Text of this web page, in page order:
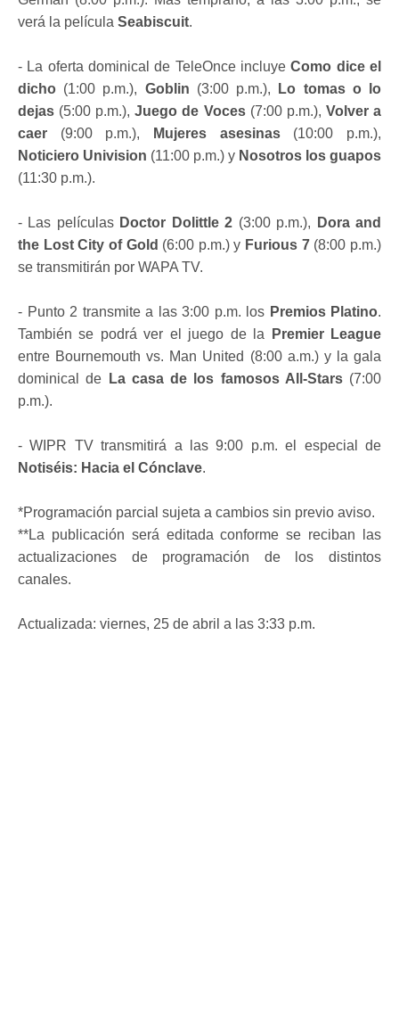
verá la película Seabiscuit.
- La oferta dominical de TeleOnce incluyeComo dice el
dicho (1:00 p.m.), Goblin (3:00 p.m.),
Lo tomas o lo
dejas (5:00 p.m.),Juego de Voces(7:00 p.m.), Volver a
caer (9:00 p.m.), Mujeres asesinas(10:00 p.m.),
Noticiero Univision (11:00 p.m.) y Nosotros los guapos
(11:30 p.m.).
- Las películas Doctor Dolittle 2 (3:00 p.m.),
Dora and
the Lost City of Gold (6:00 p.m.) y Furious 7(8:00 p.m.)
se transmitirán por WAPA TV.
- Punto 2 transmite a las 3:00 p.m. los Premios Platino.
También se podrá ver el juego de la
Premier League
entre Bournemouth vs. Man United (8:00 a.m.) y la gala
dominical de
La casa de los famosos All-Stars(7:00
p.m.).
- WIPR TV transmitirá a las 9:00 p.m. el especial de
Notiséis: Hacia el Cónclave.
*Programación parcial sujeta a cambios sin previo aviso.
**La publicación será editada conforme se reciban las
actualizaciones de programación de los distintos
canales.
Actualizada: viernes, 25 de abril a las 3:33 p.m.